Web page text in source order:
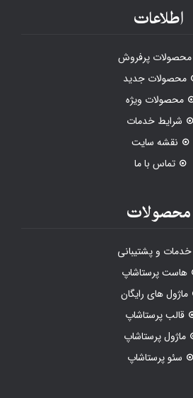
اطلاعات
محصولات پرفروش
محصولات جدید
محصولات ویژه
شرایط خدمات
نقشه سایت
تماس با ما
محصولات
خدمات و پشتیبانی
هاست پرستاشاپ
ماژول های رایگان
قالب پرستاشاپ
ماژول پرستاشاپ
سئو پرستاشاپ